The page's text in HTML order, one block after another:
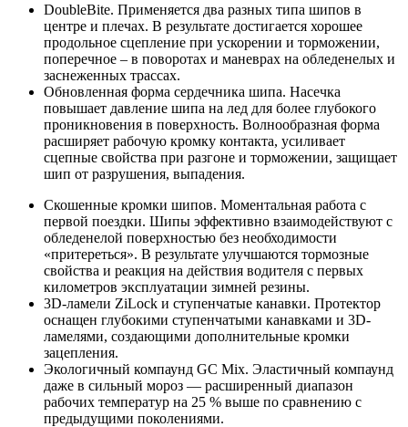
DoubleBite. Применяется два разных типа шипов в
центре и плечах. В результате достигается хорошее
продольное сцепление при ускорении и торможении,
поперечное – в поворотах и маневрах на обледенелых и
заснеженных трассах.
Обновленная форма сердечника шипа. Насечка
повышает давление шипа на лед для более глубокого
проникновения в поверхность. Волнообразная форма
расширяет рабочую кромку контакта, усиливает
сцепные свойства при разгоне и торможении, защищает
шип от разрушения, выпадения.
Скошенные кромки шипов. Моментальная работа с
первой поездки. Шипы эффективно взаимодействуют с
обледенелой поверхностью без необходимости
«притереться». В результате улучшаются тормозные
свойства и реакция на действия водителя с первых
километров эксплуатации зимней резины.
3D-ламели ZiLock и ступенчатые канавки. Протектор
оснащен глубокими ступенчатыми канавками и 3D-
ламелями, создающими дополнительные кромки
зацепления.
Экологичный компаунд GC Mix. Эластичный компаунд
даже в сильный мороз — расширенный диапазон
рабочих температур на 25 % выше по сравнению с
предыдущими поколениями.